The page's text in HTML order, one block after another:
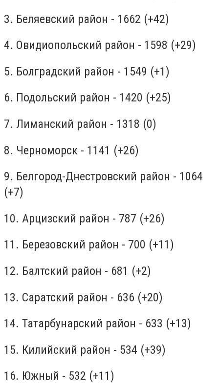
3. Беляевский район - 1662 (+42)
4. Овидиопольский район - 1598 (+29)
5. Болградский район - 1549 (+1)
6. Подольский район - 1420 (+25)
7. Лиманский район - 1318 (0)
8. Черноморск - 1141 (+26)
9. Белгород-Днестровский район - 1064
(+7)
10. Арцизский район - 787 (+26)
11. Березовский район - 700 (+11)
12. Балтский район - 681 (+2)
13. Саратский район - 636 (+20)
14. Татарбунарский район - 633 (+13)
15. Килийский район - 534 (+39)
16. Южный - 532 (+11)